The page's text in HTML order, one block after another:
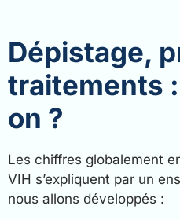
Dépistage,
traitements
on ?
Les chiffres globalement
VIH s’expliquent par un
nous allons développés :